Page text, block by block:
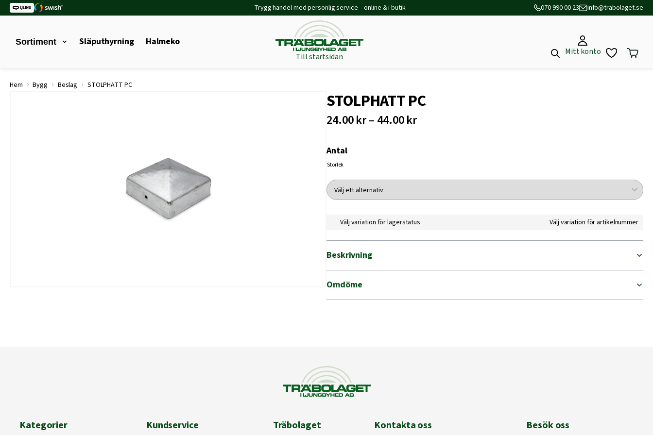
Trygg handel med personlig service – online & i butik 070-990 00 23 info@trabolaget.se
Sortiment Släputhyrning Halmeko
Till startsidan
Mitt konto
Hem › Bygg › Beslag › STOLPHATT PC
STOLPHATT PC
24.00 kr – 44.00 kr
Antal
Storlek
Välj variation för lagerstatus Välj variation för artikelnummer
Beskrivning
Omdöme
Kategorier Kundservice Träbolaget Kontakta oss Besök oss